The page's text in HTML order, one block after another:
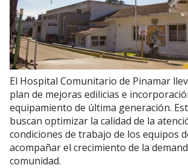
El Hospital Comunitario de Pinamar
plan de mejoras edilicias e
equipamiento de última generación.
buscan optimizar la calidad de la
condiciones de trabajo de los equipos
acompañar el crecimiento de la
comunidad.